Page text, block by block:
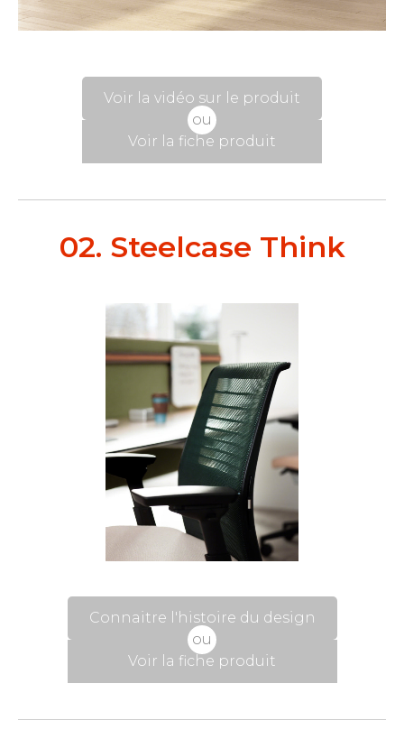
Voir la vidéo sur le produit
ou
Voir la fiche produit
02. Steelcase Think
Connaitre l'histoire du design
ou
Voir la fiche produit